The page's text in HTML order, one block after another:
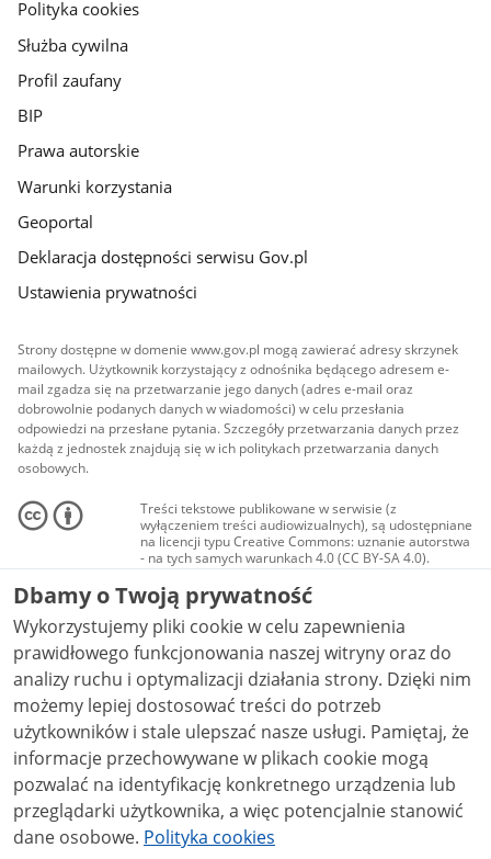
Polityka cookies
Służba cywilna
Profil zaufany
BIP
Prawa autorskie
Warunki korzystania
Geoportal
Deklaracja dostępności serwisu Gov.pl
Ustawienia prywatności
Strony dostępne w domenie www.gov.pl mogą zawierać adresy skrzynek
mailowych. Użytkownik korzystający z odnośnika będącego adresem e-
mail zgadza się na przetwarzanie jego danych (adres e-mail oraz
dobrowolnie podanych danych w wiadomości) w celu przesłania
odpowiedzi na przesłane pytania. Szczegóły przetwarzania danych przez
każdą z jednostek znajdują się w ich politykach przetwarzania danych
osobowych.
Treści tekstowe publikowane w serwisie (z
wyłączeniem treści audiowizualnych), są udostępniane
na licencji typu Creative Commons: uznanie autorstwa
- na tych samych warunkach 4.0 (CC BY-SA 4.0).
Materiały audiowizualne, w tym zdjęcia, materiały
audio i wideo, są udostępniane na licencji typu
Creative Commons: uznanie autorstwa użycie
niekomercyjne - bez utworów zależnych 4.0 (CC BY-
NC-ND 4.0), o ile nie jest to stwierdzone inaczej.
Dbamy o Twoją prywatność
Wykorzystujemy pliki cookie w celu zapewnienia
prawidłowego funkcjonowania naszej witryny oraz do
analizy ruchu i optymalizacji działania strony. Dzięki nim
możemy lepiej dostosować treści do potrzeb
użytkowników i stale ulepszać nasze usługi. Pamiętaj, że
informacje przechowywane w plikach cookie mogą
pozwalać na identyfikację konkretnego urządzenia lub
przeglądarki użytkownika, a więc potencjalnie stanowić
dane osobowe. Polityka cookies